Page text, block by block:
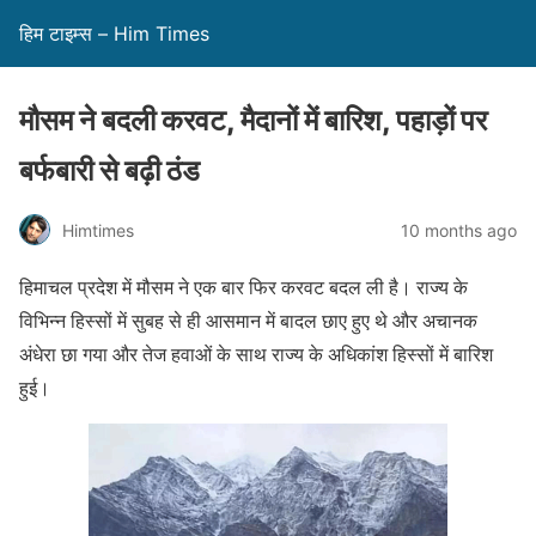
हिम टाइम्स – Him Times
मौसम ने बदली करवट, मैदानों में बारिश, पहाड़ों पर
बर्फबारी से बढ़ी ठंड
Himtimes 10 months ago
हिमाचल प्रदेश में मौसम ने एक बार फिर करवट बदल ली है। राज्य के
विभिन्न हिस्सों में सुबह से ही आसमान में बादल छाए हुए थे और अचानक
अंधेरा छा गया और तेज हवाओं के साथ राज्य के अधिकांश हिस्सों में बारिश
हुई।